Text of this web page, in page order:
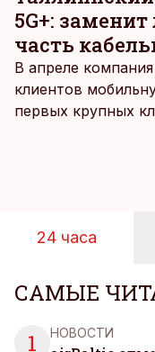
5G+:
часть
В апреле
клиентов
первых крупных
24 часа
САМЫЕ
1
НОВОСТИ